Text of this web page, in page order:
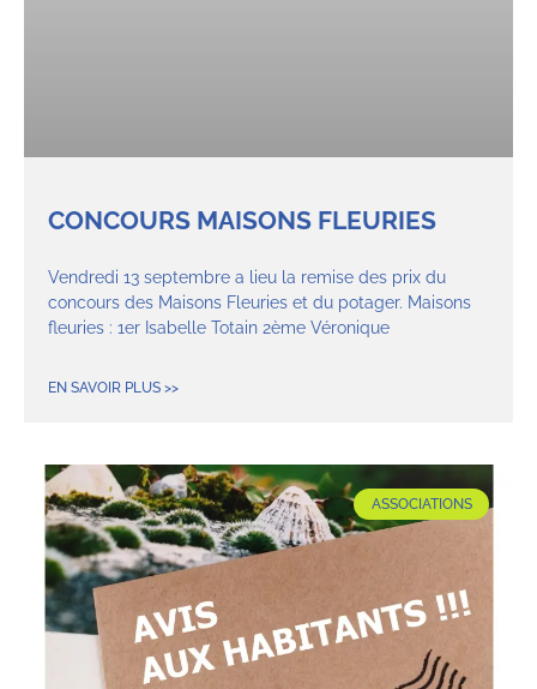
CONCOURS MAISONS FLEURIES
Vendredi 13 septembre a lieu la remise des prix du
concours des Maisons Fleuries et du potager. Maisons
fleuries : 1er Isabelle Totain 2ème Véronique
EN SAVOIR PLUS >>
ASSOCIATIONS